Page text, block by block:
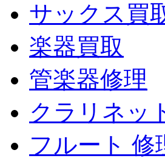
サックス買
楽器買取
管楽器修理
クラリネッ
フルート 修